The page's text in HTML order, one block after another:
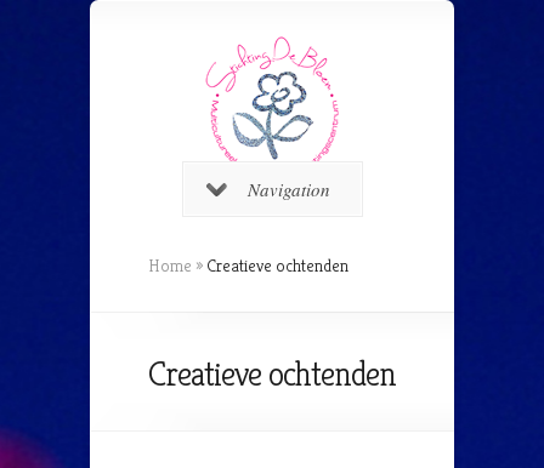
Navigation
Home » Creatieve ochtenden
Creatieve ochtenden